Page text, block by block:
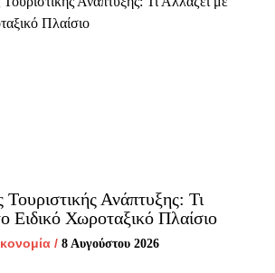
Ανάπτυξης: Τι
Ειδικό Χωροταξικό Πλαίσιο
/ 8 Αυγούστου 2026